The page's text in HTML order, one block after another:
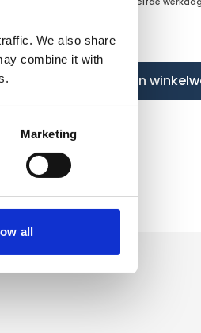
We also share
combine it with
Marketing
all
€22,95
In